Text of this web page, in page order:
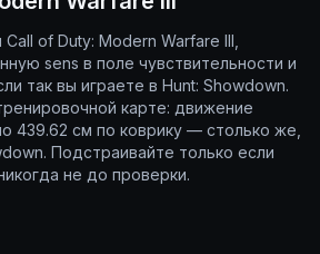
of Duty: Modern Warfare III,
sens в поле чувствительности и
так вы играете в Hunt: Showdown.
карте: движение
439.62 см по коврику — столько же,
Подстраивайте только если
не до проверки.